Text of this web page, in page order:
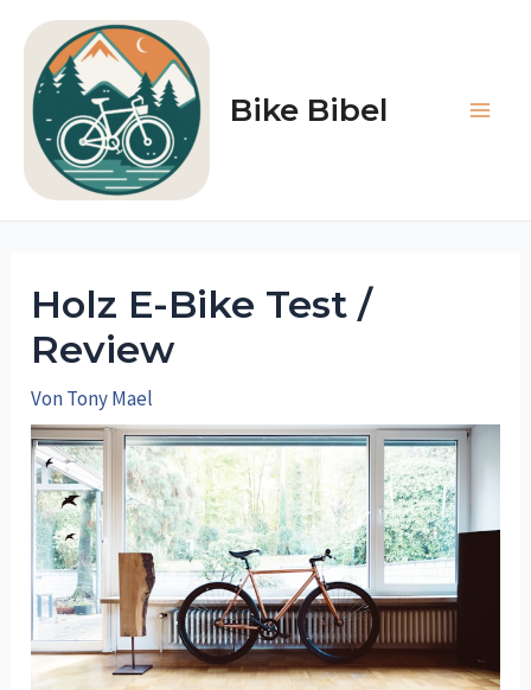
Inhalt
springen
Bike Bibel
Holz E-Bike Test /
Review
VonTony Mael